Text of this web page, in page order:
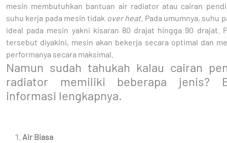
mesin membutuhkan bantuan air radiator atau cairan
suhu kerja pada mesin tidak over heat. Pada umumnya, suhu
ideal pada mesin yakni kisaran 80 drajat hingga 90 drajat.
tersebut diyakini, mesin akan bekerja secara optimal dan
performanya secara maksimal.
Namun sudah tahukah kalau cairan
radiator memiliki beberapa jenis?
informasi lengkapnya.
Air Biasa